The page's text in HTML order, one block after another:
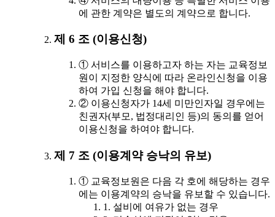
에 관한 계약은 별도의 계약으로 합니다.
제 6 조 (이용신청)
① 서비스를 이용하고자 하는 자는 교육정보
원이 지정한 양식에 따라 온라인신청을 이용
하여 가입 신청을 해야 합니다.
② 이용신청자가 14세 미만인자일 경우에는
친권자(부모, 법정대리인 등)의 동의를 얻어
이용신청을 하여야 합니다.
제 7 조 (이용계약 승낙의 유보)
① 교육정보원은 다음 각 호에 해당하는 경우
에는 이용계약의 승낙을 유보할 수 있습니다.
1. 설비에 여유가 없는 경우